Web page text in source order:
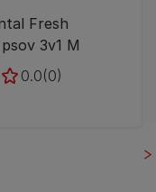
Fresh
3v1 M
0.0(0)